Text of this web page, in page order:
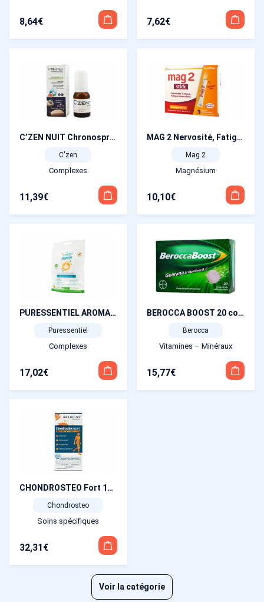
8,64€ 7,62€
C’ZEN NUIT Chronospray Mélatonine 1,5 mg + huiles essentielles
C'zen
Complexes
11,39€
MAG 2 Nervosité, Fatigue, Fatigue musculaire 30 sticks Goût fruit de la passion
Mag 2
Magnésium
10,10€
PURESSENTIEL AROMA STRESS 45 gummies goût mandarine
Puressentiel
Complexes
17,02€
BEROCCA BOOST 20 comprimés effervescents
Berocca
Vitamines – Minéraux
15,77€
CHONDROSTEO Fort 120 comprimés
Chondrosteo
Soins spécifiques
32,31 €
Voir la catégorie